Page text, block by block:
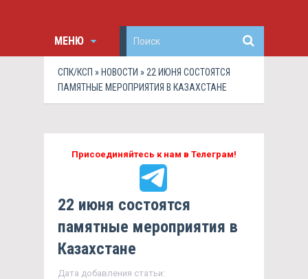
МЕНЮ
СПК/КСП » НОВОСТИ » 22 ИЮНЯ СОСТОЯТСЯ
ПАМЯТНЫЕ МЕРОПРИЯТИЯ В КАЗАХСТАНЕ
Присоединяйтесь к нам в Телеграм!
22 июня состоятся
памятные мероприятия в
Казахстане
Дата добавления статьи: